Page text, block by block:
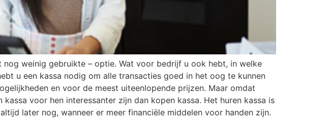
weinig gebruikte – optie. Wat voor bedrijf u ook hebt, in welke
u een kassa nodig om alle transacties goed in het oog te kunnen
en voor de meest uiteenlopende prijzen. Maar omdat
voor hen interessanter zijn dan kopen kassa. Het huren kassa is
later nog, wanneer er meer financiële middelen voor handen zijn.